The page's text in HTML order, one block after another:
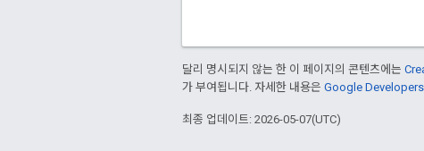
달리 명시되지 않는 한 이 페이지의 콘텐츠에는
가 부여됩니다. 자세한 내용은 Google Developers
최종 업데이트: 2026-05-07(UTC)